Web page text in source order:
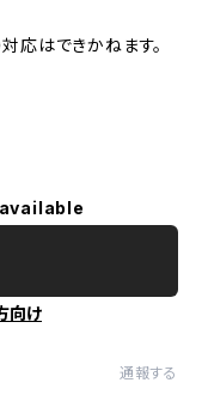
応はできかねます。
向け
通報する